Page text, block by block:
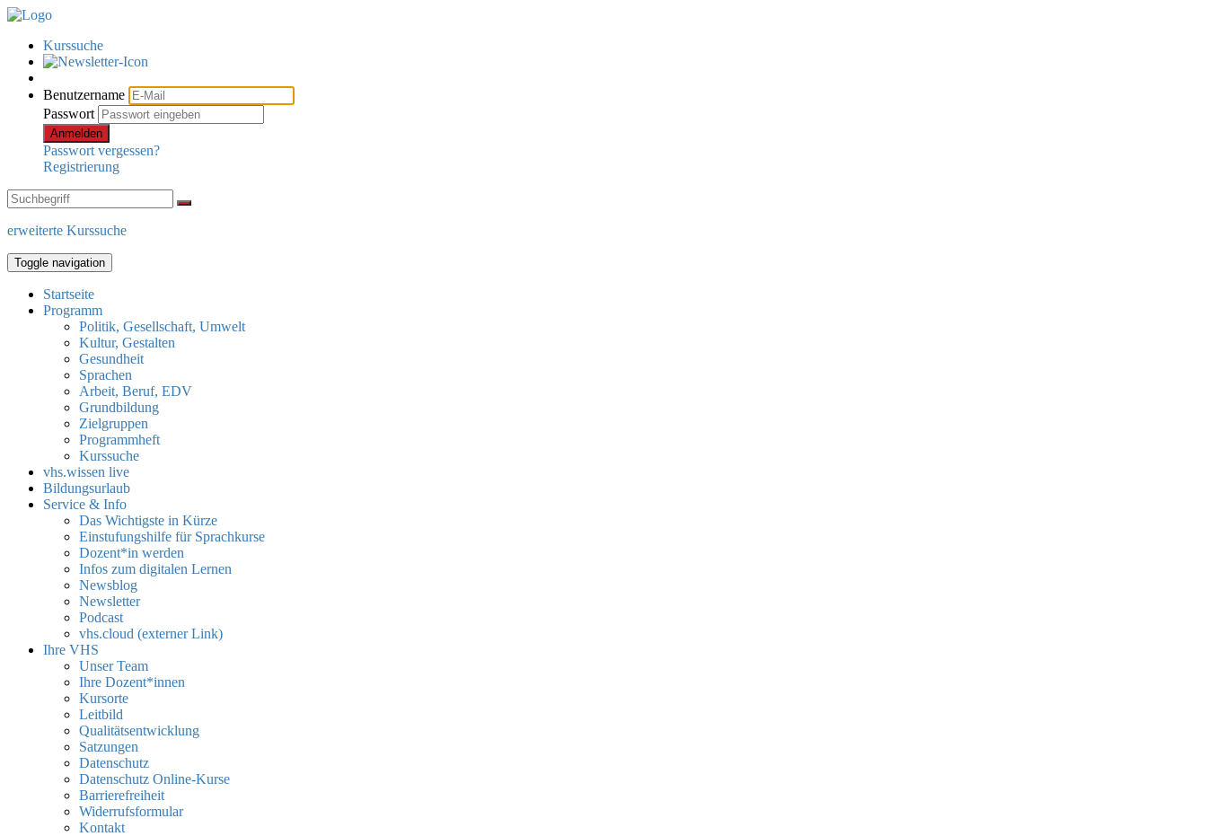
Kurssuche
Benutzername
Passwort
Anmelden
Passwort vergessen?
Registrierung
erweiterte Kurssuche
Toggle navigation
Startseite
Programm
Politik, Gesellschaft, Umwelt
Kultur, Gestalten
Gesundheit
Sprachen
Arbeit, Beruf, EDV
Grundbildung
Zielgruppen
Programmheft
Kurssuche
vhs.wissen live
Bildungsurlaub
Service & Info
Das Wichtigste in Kürze
Einstufungshilfe für Sprachkurse
Dozent*in werden
Infos zum digitalen Lernen
Newsblog
Newsletter
Podcast
vhs.cloud (externer Link)
Ihre VHS
Unser Team
Ihre Dozent*innen
Kursorte
Leitbild
Qualitätsentwicklung
Satzungen
Datenschutz
Datenschutz Online-Kurse
Barrierefreiheit
Widerrufsformular
Kontakt